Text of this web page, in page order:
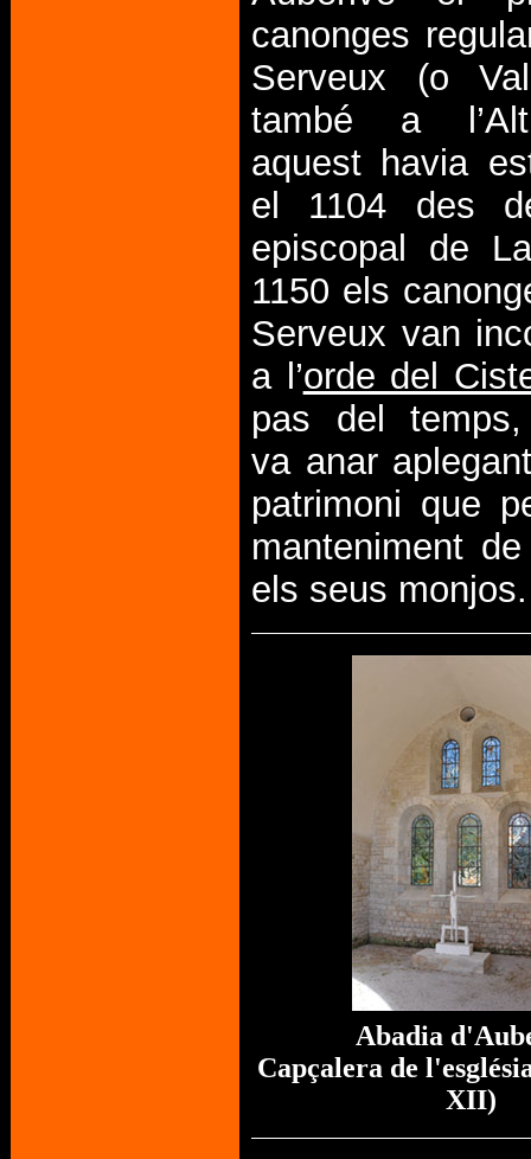
canonges
Serveux (o
també a
aquest havia
el 1104 des
episcopal de
1150 els
Serveux van
a l’orde del
pas del temps,
va anar
patrimoni que
manteniment
els seus monjos.
Abadia
Capçalera de
XII)